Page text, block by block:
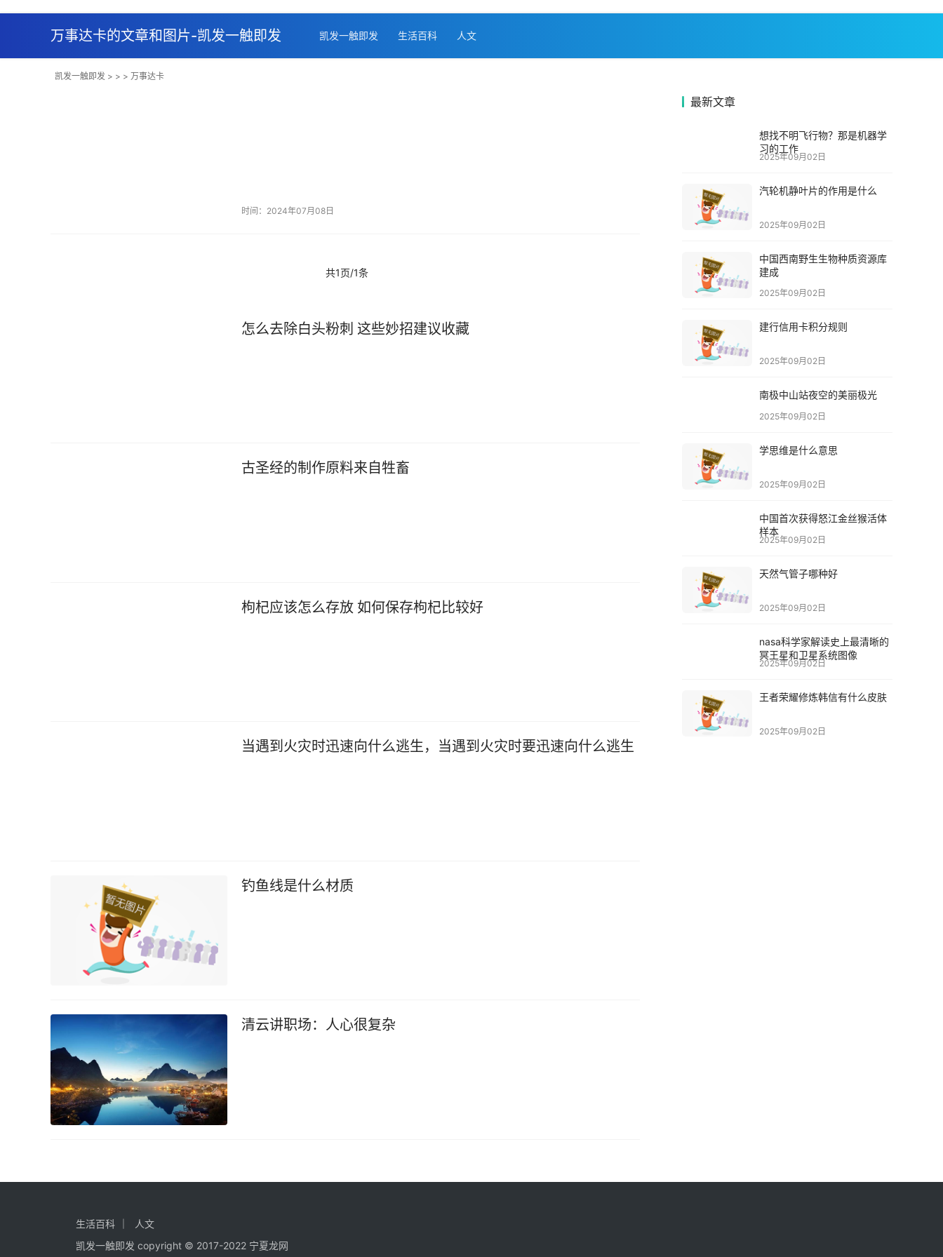
万事达卡的文章和图片-凯发一触即发 凯发一触即发 生活百科 人文
凯发一触即发 > > > 万事达卡
时间：2024年07月08日
共1页/1条
怎么去除白头粉刺 这些妙招建议收藏
古圣经的制作原料来自牲畜
枸杞应该怎么存放 如何保存枸杞比较好
当遇到火灾时迅速向什么逃生，当遇到火灾时要迅速向什么逃生
钓鱼线是什么材质
清云讲职场：人心很复杂
最新文章
想找不明飞行物？那是机器学
习的工作
2025年09月02日
汽轮机静叶片的作用是什么
2025年09月02日
中国西南野生生物种质资源库
建成
2025年09月02日
建行信用卡积分规则
2025年09月02日
南极中山站夜空的美丽极光
2025年09月02日
学思维是什么意思
2025年09月02日
中国首次获得怒江金丝猴活体
样本
2025年09月02日
天然气管子哪种好
2025年09月02日
nasa科学家解读史上最清晰的
冥王星和卫星系统图像
2025年09月02日
王者荣耀修炼韩信有什么皮肤
2025年09月02日
生活百科
人文
凯发一触即发 copyright © 2017-2022 宁夏龙网